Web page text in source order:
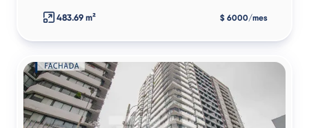
483.69 m² $ 6000/mes